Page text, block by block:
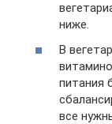
ниже.
В
питания
все